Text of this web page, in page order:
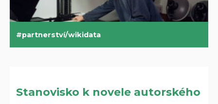
partnerství/wikidata
Stanovisko k novele autorského